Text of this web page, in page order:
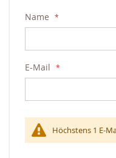
Name
E-Mail
Höchstens 1 E-